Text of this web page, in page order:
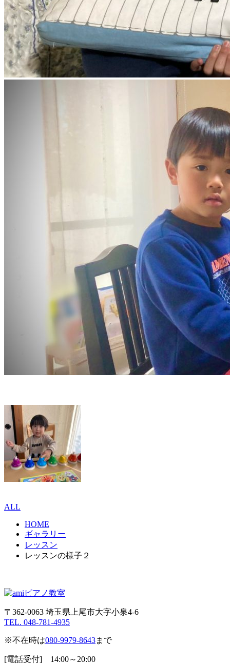
ALL
HOME
ギャラリー
レッスン
レッスンの様子２
〒362-0063 埼玉県上尾市大字小泉4-6
TEL. 048-781-4935
※不在時は080-9979-8643まで
[電話受付] 14:00～20:00